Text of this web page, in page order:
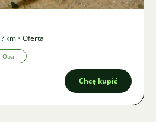
? km • Oferta
Oba
Chcę kupić